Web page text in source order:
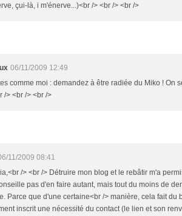
çui-là, i m'énerve...)<br /> <br /> <br />
06/11/2009 12:49
comme moi : demandez à être radiée du Miko ! On
/> <br /> <br />
11/2009 08:41
/> <br /> Détruire mon blog et le rebâtir m'a
pas d'en faire autant, mais tout du moins de
Parce que d'une certaine<br /> manière, cela fait du
inscrit une nécessité du contact (le lien et son